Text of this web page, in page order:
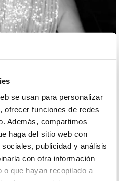
se usan para personalizar
ofrecer funciones de redes
Además, compartimos
haga del sitio web con
publicidad y análisis
con otra información
o que hayan recopilado a